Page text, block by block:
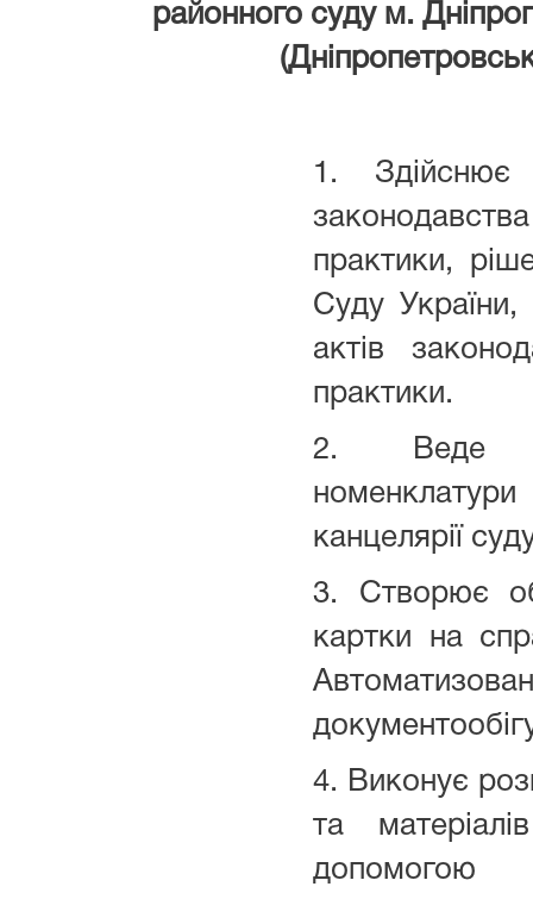
районного суду м.
1. Здійснює
практики,
Суду України,
актів
практики.
2. Веде
канцелярії
3. Створює
картки на
4. Виконує
та